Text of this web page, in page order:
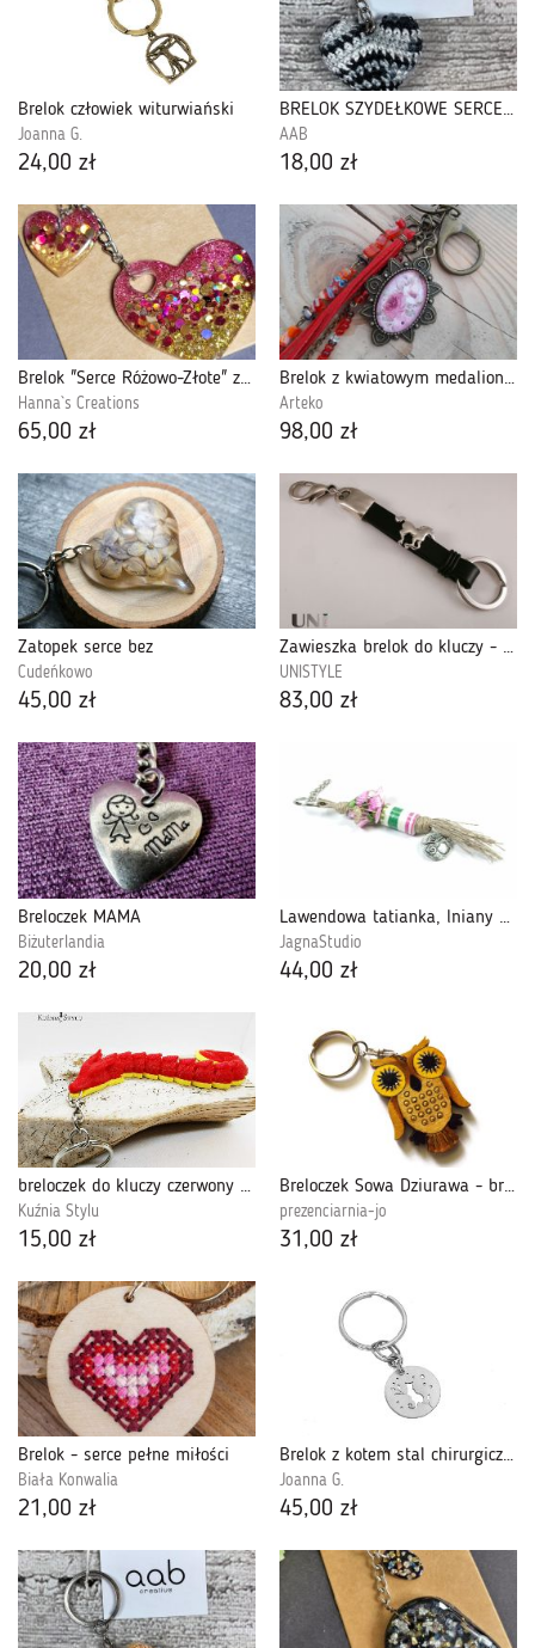
Brelok człowiek witurwiański
Joanna G.
24,00 zł
BRELOK SZYDEŁKOWE SERCE czarny melanż I
AAB
18,00 zł
Brelok "Serce Różowo-Złote" z żywicy
Hanna`s Creations
65,00 zł
Brelok z kwiatowym medalionem Rose Charm
Arteko
98,00 zł
Zatopek serce bez
Cudeńkowo
45,00 zł
Zawieszka brelok do kluczy - konik
UNISTYLE
83,00 zł
Breloczek MAMA
Biżuterlandia
20,00 zł
Lawendowa tatianka, lniany brelok do kluczy
JagnaStudio
44,00 zł
breloczek do kluczy czerwony smok
Kuźnia Stylu
15,00 zł
Breloczek Sowa Dziurawa - brązowa
prezenciarnia-jo
31,00 zł
Brelok - serce pełne miłości
Biała Konwalia
21,00 zł
Brelok z kotem stal chirurgiczna unisex
Joanna G.
45,00 zł